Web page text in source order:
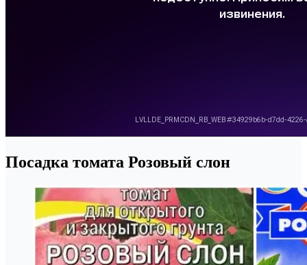
Посадка томата Розовый слон